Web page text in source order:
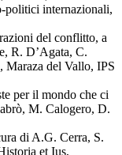
politici internazionali,
del conflitto, a
R. D’Agata, C.
del Vallo, IPS
per il mondo che ci
M. Calogero, D.
di A.G. Cerra, S.
et Ius,